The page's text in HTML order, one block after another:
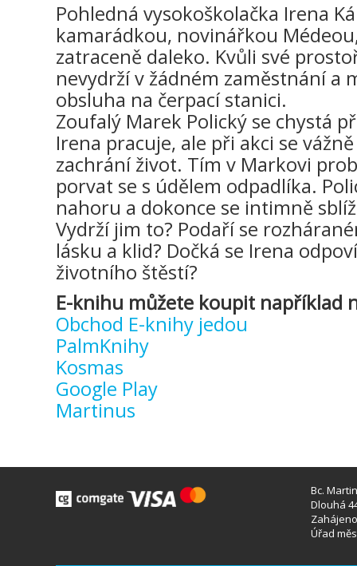
Pohledná vysokoškolačka Irena
kamarádkou, novinářkou
zatraceně daleko. Kvůli své
nevydrží v žádném zaměstnání a
obsluha na čerpací stanici.
Zoufalý Marek Polický se chystá
Irena pracuje, ale při akci se
zachrání život. Tím v Markovi
porvat se s údělem odpadlíka.
nahoru a dokonce se intimně
Vydrží jim to? Podaří se
lásku a klid? Dočká se Irena
životního štěstí?
E-knihu můžete koupit například
Obchod E-knihy jedou
PalmKnihy
Kosmas
Google Play
Martinus
Bc.
Dlouhá
Úřad